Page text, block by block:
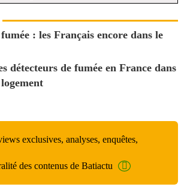
: les Français encore dans le
détecteurs de fumée en France dans
exclusives, analyses, enquêtes,
des contenus de Batiactu